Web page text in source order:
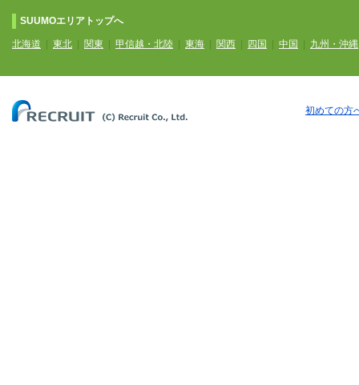
SUUMOエリアトップへ
北海道 東北 関東 甲信越・北陸 東海 関西 四国 中国 九州・沖縄
初めての方